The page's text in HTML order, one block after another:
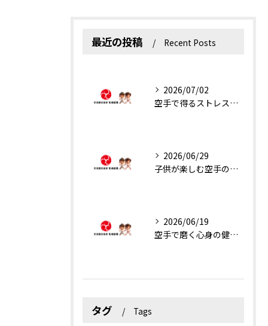
最近の投稿 Recent Posts
2026/07/02
空手で得るストレス解消と運動効果
2026/06/29
子供が楽しむ空手の魅力解説
2026/06/19
空手で磨く心身の健康と楽しさ
タグ Tags